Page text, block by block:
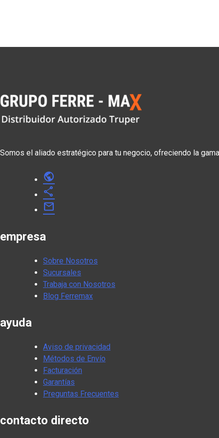
Somos el aliado estratégico para tu negocio, ofreciendo la
public
share
mail
empresa
Sobre Nosotros
Sucursales
Trabaja con Nosotros
Blog Ferremax
ayuda
Aviso de privacidad
Métodos de Envío
Facturación
Garantías
Preguntas Frecuentes
contacto directo